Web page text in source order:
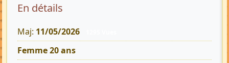
En détails
Maj: 11/05/2026
Femme 20 ans